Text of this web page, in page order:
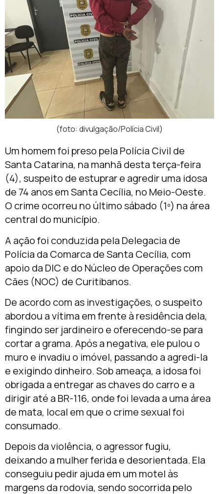
(foto: divulgação/Polícia Civil)
Um homem foi preso pela Polícia Civil de
Santa Catarina, na manhã desta terça-feira
(4), suspeito de estuprar e agredir uma idosa
de 74 anos em Santa Cecília, no Meio-Oeste.
O crime ocorreu no último sábado (1º) na área
central do município.
A ação foi conduzida pela Delegacia de
Polícia da Comarca de Santa Cecília, com
apoio da DIC e do Núcleo de Operações com
Cães (NOC) de Curitibanos.
De acordo com as investigações, o suspeito
abordou a vítima em frente à residência dela,
fingindo ser jardineiro e oferecendo-se para
cortar a grama. Após a negativa, ele pulou o
muro e invadiu o imóvel, passando a agredi-la
e exigindo dinheiro. Sob ameaça, a idosa foi
obrigada a entregar as chaves do carro e a
dirigir até a BR-116, onde foi levada a uma área
de mata, local em que o crime sexual foi
consumado.
Depois da violência, o agressor fugiu,
deixando a mulher ferida e desorientada. Ela
conseguiu pedir ajuda em um motel às
margens da rodovia, sendo socorrida pelo